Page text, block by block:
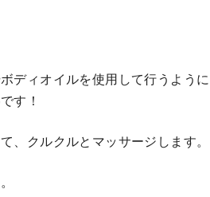
ディオイルを使用して行うよう
す！
クルクルとマッサージします。